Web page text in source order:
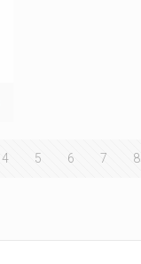
4 5 6 7 8